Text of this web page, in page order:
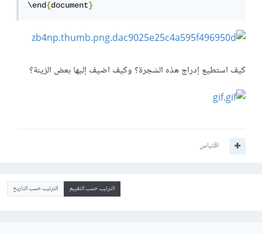
\end{document}
كيف استطيع إدراج هذه الشجرة؟ وكيف اضيف إليها بعض الزينة؟
اقتباس
الترتيب حسب التقييم الترتيب حسب التاريخ